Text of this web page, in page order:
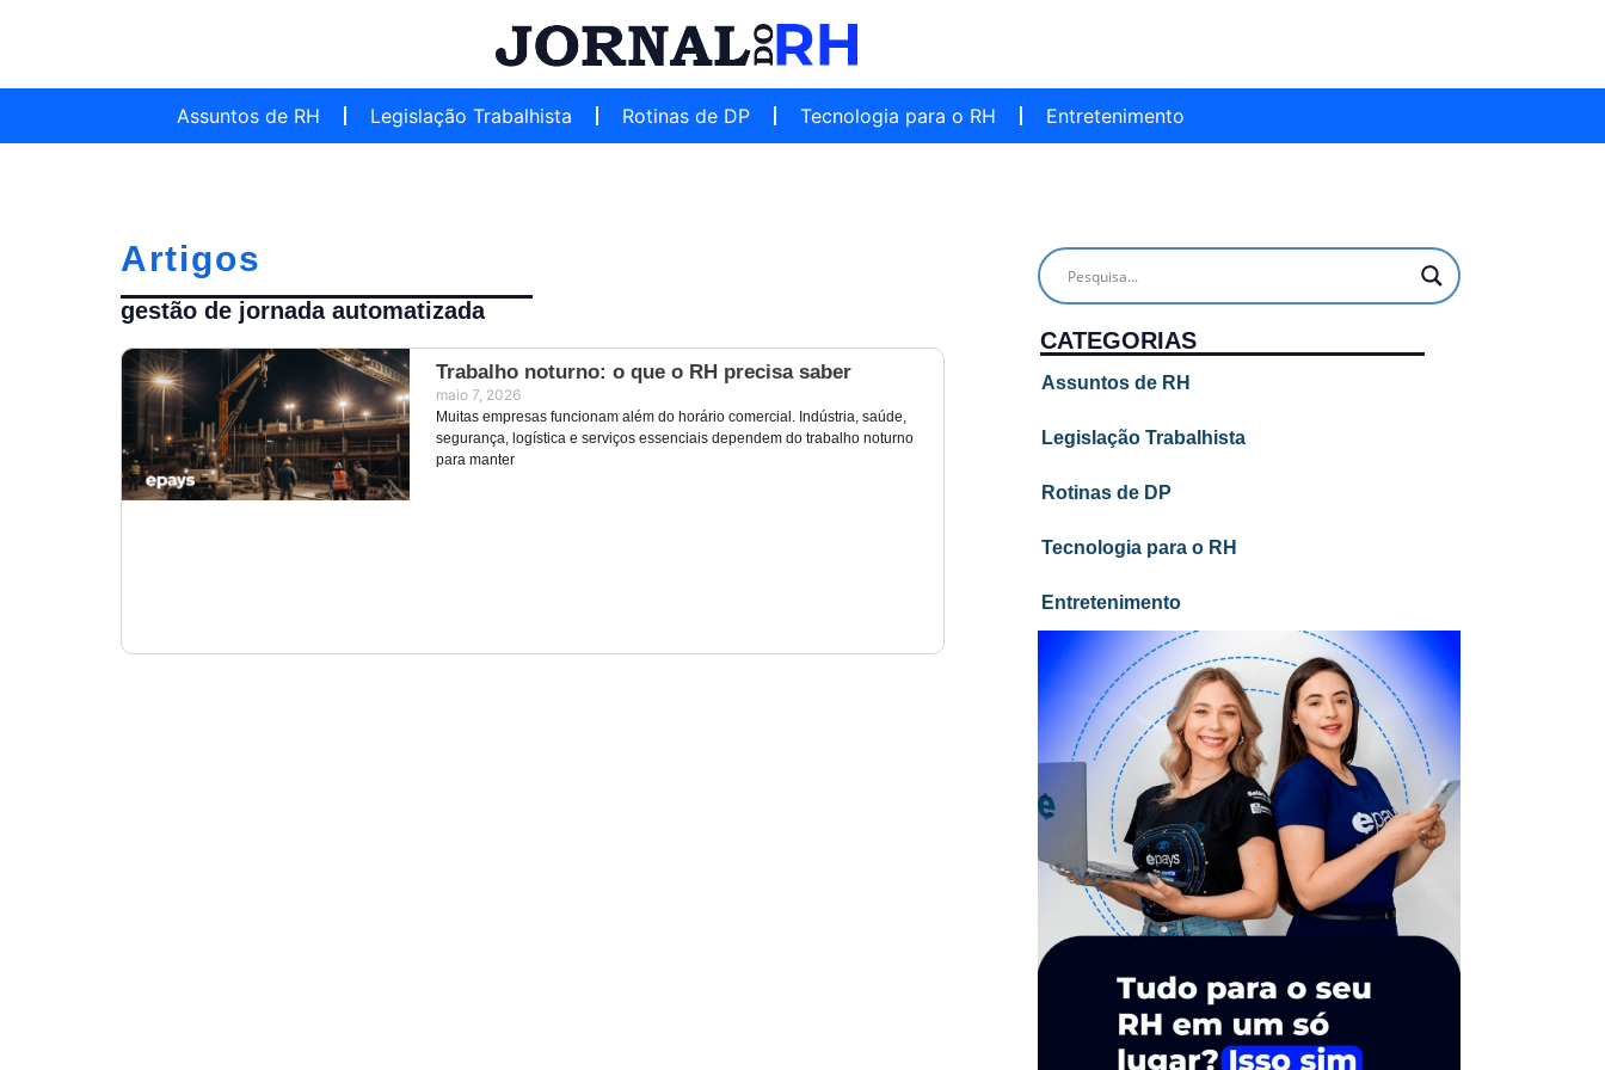
Assuntos de RH Legislação Trabalhista Rotinas de DP Tecnologia para o RH Entretenimento
Artigos
gestão de jornada automatizada
Trabalho noturno: o que o RH precisa saber
maio 7, 2026
Muitas empresas funcionam além do horário comercial. Indústria, saúde,
segurança, logística e serviços essenciais dependem do trabalho noturno
para manter
CATEGORIAS
Assuntos de RH
Legislação Trabalhista
Rotinas de DP
Tecnologia para o RH
Entretenimento